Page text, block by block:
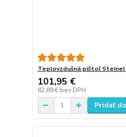
Teplovzdušná pištoľ Steinel
101,95 €
82,89 € bez DPH
Pridať